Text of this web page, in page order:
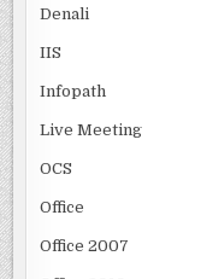
Denali
IIS
Infopath
Live Meeting
OCS
Office
Office 2007